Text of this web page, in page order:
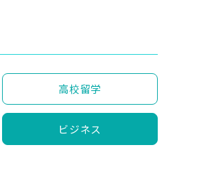
高校留学
ビジネス